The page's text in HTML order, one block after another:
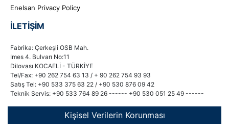
Enelsan Privacy Policy
İLETIŞIM
Fabrika: Çerkeşli OSB Mah.
Imes 4. Bulvarı No:11
Dilovası KOCAELİ - TÜRKİYE
Tel/Fax: +90 262 754 63 13 / + 90 262 754 93 93
Satış Tel: +90 533 375 63 22 / +90 530 876 09 42
Teknik Servis: +90 533 764 89 26 ------ +90 530 051 25 49 ------
Kişisel Verilerin Korunması